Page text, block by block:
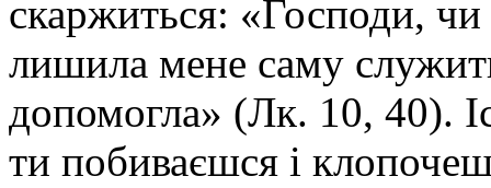
скаржиться: «Господи,
лишила мене саму
допомогла» (Лк. 10, 40).
ти побиваєшся і